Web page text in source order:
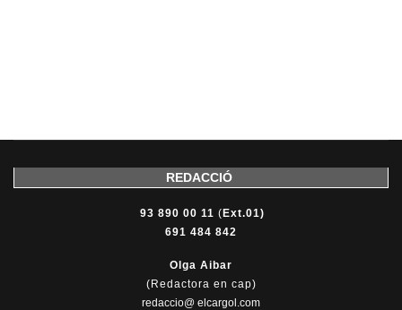
REDACCIÓ
93 890 00 11 (Ext.01)
691 484 842
Olga Aibar
(Redactora en cap)
redaccio@ elcargol.com